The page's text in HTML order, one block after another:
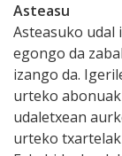
Asteasu
Asteasuko
egongo da
izango da.
urteko
udaletxean
urteko